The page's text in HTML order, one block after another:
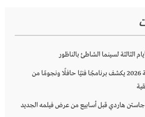
الثالثة لسينما الشاطئ بالناظور
مهرجان صيف الأوداية 2026 يكشف برنامجًا فنيًا حافلًا ونجومًا من
جاستن هاردي قبل أسابيع من عرض فيلمه الجديد